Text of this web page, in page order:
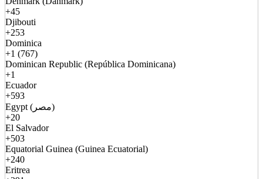
+45
Djibouti
+253
Dominica
+1 (767)
Dominican Republic (República Dominicana)
+1
Ecuador
+593
Egypt (مصر)
+20
El Salvador
+503
Equatorial Guinea (Guinea Ecuatorial)
+240
Eritrea